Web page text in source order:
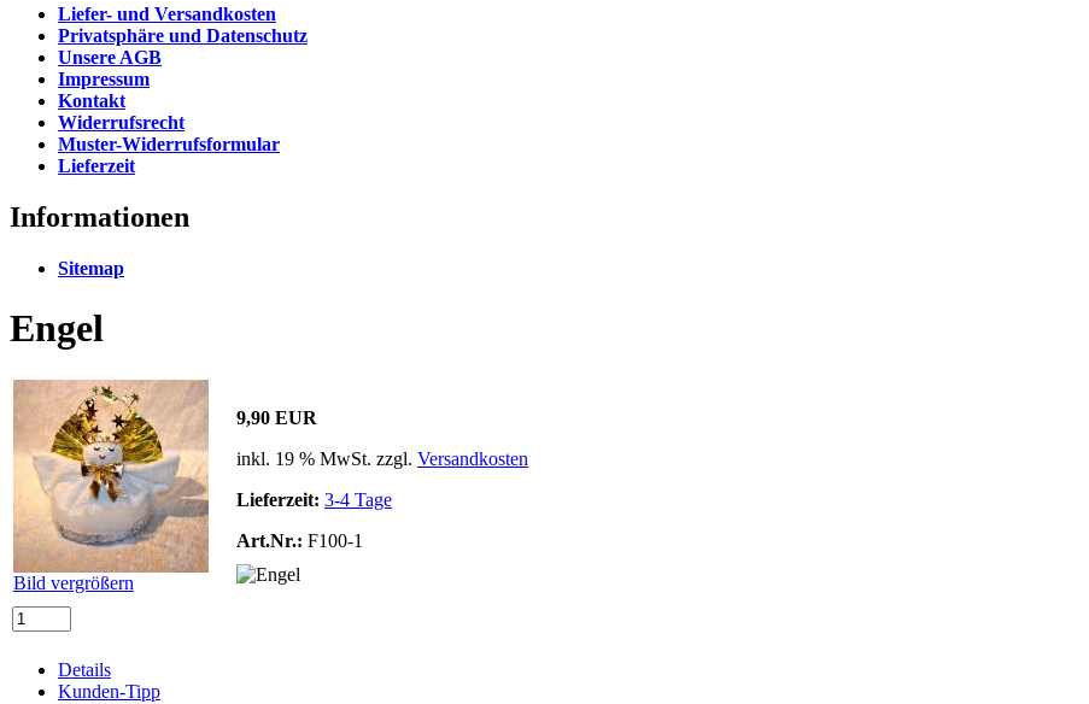
Liefer- und Versandkosten
Privatsphäre und Datenschutz
Unsere AGB
Impressum
Kontakt
Widerrufsrecht
Muster-Widerrufsformular
Lieferzeit
Informationen
Sitemap
Engel
Bild vergrößern
9,90 EUR
inkl. 19 % MwSt. zzgl. Versandkosten
Lieferzeit: 3-4 Tage
Art.Nr.: F100-1
Details
Kunden-Tipp